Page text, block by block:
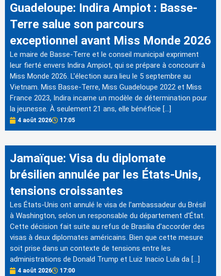
Guadeloupe: Indira Ampiot : Basse-
Terre salue son parcours
exceptionnel avant Miss Monde 2026
Le maire de Basse-Terre et le conseil municipal expriment
leur fierté envers Indira Ampiot, qui se prépare à concourir à
Miss Monde 2026. L'élection aura lieu le 5 septembre au
Vietnam. Miss Basse-Terre, Miss Guadeloupe 2022 et Miss
France 2023, Indira incarne un modèle de détermination pour
la jeunesse. À seulement 21 ans, elle bénéficie […]
4 août 2026 17:05
Jamaïque: Visa du diplomate
brésilien annulée par les États-Unis,
tensions croissantes
Les États-Unis ont annulé le visa de l'ambassadeur du Brésil
à Washington, selon un responsable du département d'État.
Cette décision fait suite au refus de Brasilia d'accorder des
visas à deux diplomates américains. Bien que cette mesure
soit prise dans un contexte de tensions entre les
administrations de Donald Trump et Luiz Inacio Lula da […]
4 août 2026 17:00